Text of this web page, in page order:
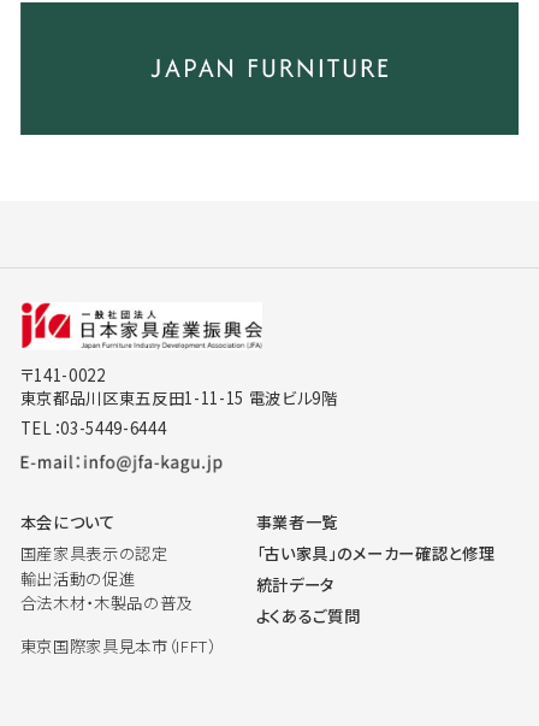
〒141-0022
東京都品川区東五反田1-11-15 電波ビル9階
TEL：03-5449-6444
本会について
国産家具表示の認定
輸出活動の促進
合法木材・木製品の普及
東京国際家具見本市（IFFT）
事業者一覧
「古い家具」のメーカー確認と修理
統計データ
よくあるご質問